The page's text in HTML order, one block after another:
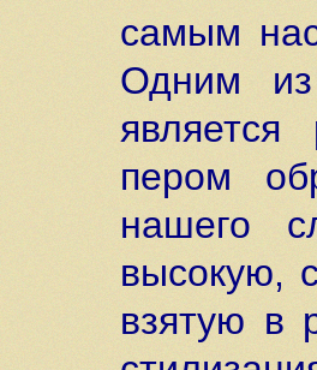
самым
Одним из
пером
нашего
высокую,
взятую в